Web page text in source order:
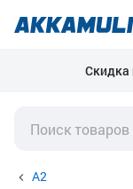
Скидка
A2